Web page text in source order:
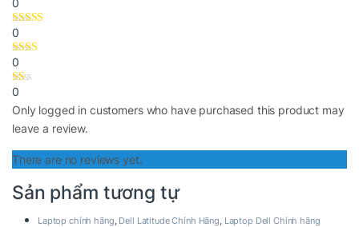
DDR5 5600MHz chạy Dual Channel, mang lại băng
thông cao hơn đáng kể so với DDR4.
Dung lượng RAM lớn giúp:
Chạy nhiều phần mềm thiết kế cùng lúc.
Xử lý dữ liệu lớn.
Làm việc với máy ảo.
Đối với người dùng chuyên nghiệp, 32GB RAM hiện nay
0
0
0
0
Only logged in customers who have purchased this product may
leave a review.
There are no reviews yet.
Sản phẩm tương tự
Laptop chính hãng, Dell Latitude Chính Hãng, Laptop Dell Chính hãng